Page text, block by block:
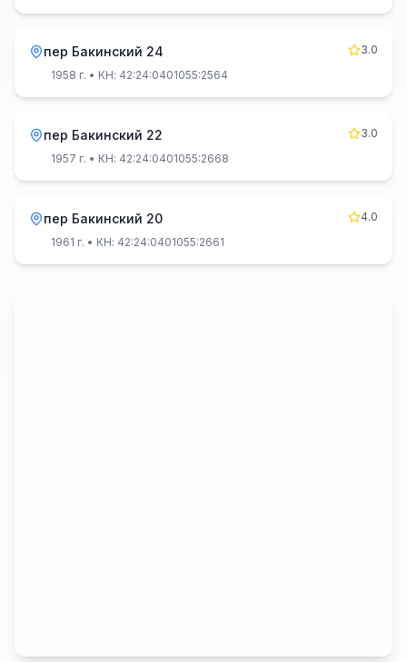
пер Бакинский 24
3.0
1958 г. • КН: 42:24:0401055:2564
пер Бакинский 22
3.0
1957 г. • КН: 42:24:0401055:2668
пер Бакинский 20
4.0
1961 г. • КН: 42:24:0401055:2661